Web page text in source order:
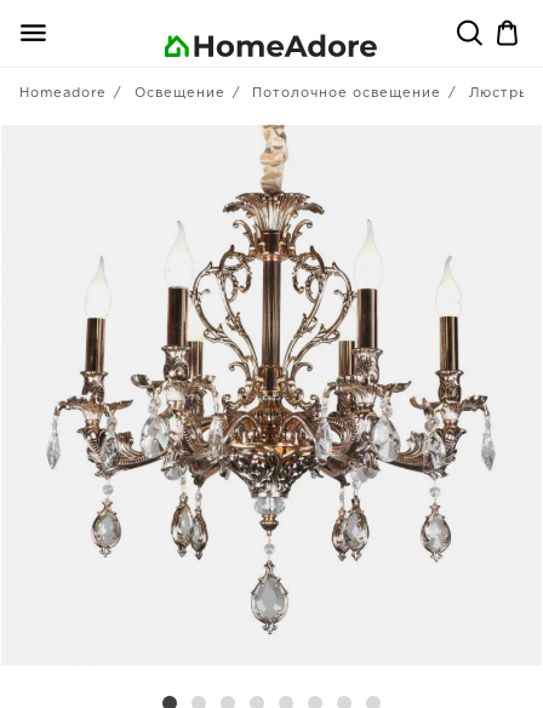
Homeadore Освещение Потолочное освещение Люстры